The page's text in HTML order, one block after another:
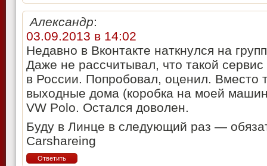
Александр:
03.09.2013 в 14:02
Недавно в Вконтакте наткнулся на
Даже не рассчитывал, что такой сервис
в России. Попробовал, оценил. Вместо
выходные дома (коробка на моей
VW Polo. Остался доволен.
Буду в Линце в следующий раз —
Carshareing
Ответить